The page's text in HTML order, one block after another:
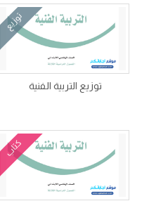
توزيع
توزيع التربية الفنية
كتاب